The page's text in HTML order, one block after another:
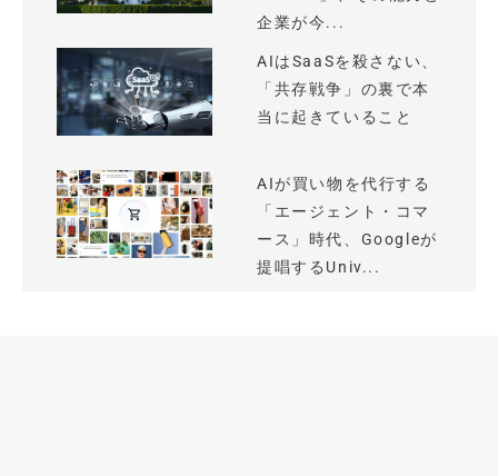
企業が今...
AIはSaaSを殺さない、
「共存戦争」の裏で本
当に起きていること
AIが買い物を代行する
「エージェント・コマ
ース」時代、Googleが
提唱するUniv...